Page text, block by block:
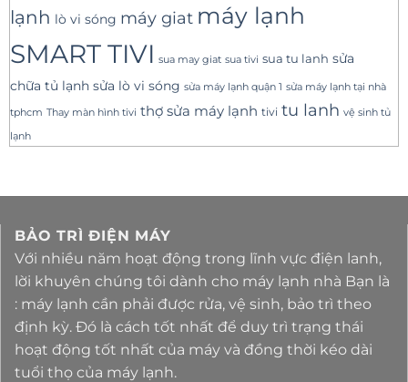
lạnh lò vi sóng máy giat máy lạnh
SMART TIVI sua may giat sua tivi sua tu lanh sửa
chữa tủ lạnh sửa lò vi sóng sửa máy lạnh quận 1 sửa máy lạnh tại nhà
tphcm Thay màn hình tivi thợ sửa máy lạnh tivi tu lanh vệ sinh tủ
lạnh
BẢO TRÌ ĐIỆN MÁY
Với nhiều năm hoạt động trong lĩnh vực điện lanh,
lời khuyên chúng tôi dành cho máy lạnh nhà Bạn là
: máy lạnh cần phải được rửa, vệ sinh, bảo trì theo
định kỳ. Đó là cách tốt nhất để duy trì trạng thái
hoạt động tốt nhất của máy và đồng thời kéo dài
tuổi thọ của máy lạnh.